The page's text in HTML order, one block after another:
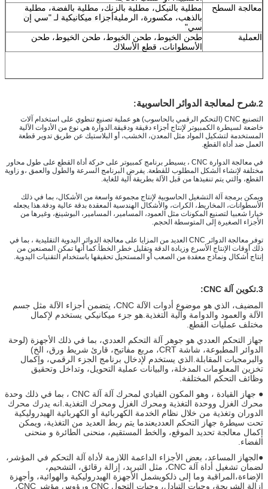
معالجة السطح
مطلية بالنيكل، مطلية بالزنك، مطلية بالفضة، مطلية
بالذهب، مكسورة، الرمليةأجزاء ميكانيكية لـ "سي إن
سي"
العملية
طحن الخيوط، طحن الخيوط، طحن الخيوط، طحن
الأسطوانات، قطع الأسلاك
2. شرح لمعالجة الدوائر الحاسوبية:
العمل ضد أداة القطع.
القطع، والتي يتم تنفيذها من قبل الآلة بطريقة آلية للغاية.
الأجزاء الصغيرة إلى المتوسطة الحجم.
إنتاج أشكال ونماذج معقدة من الصعب أو المستحيل تحقيقها باستخدام التقنيات اليدوية.
3.تكوين آلة CNC:
المضيف، الذي هو موضوع أدوات الآلة CNC، يتضمن أجزاء الآلة مثل جسم
الآلة والعمود والدوامة وآلية التغذية.هو جزء ميكانيكي يستخدم لإكمال
مختلف عمليات القطع.
جهاز التحكم العددي هو جوهر آلة التحكم العددي، بما في ذلك الأجهزة (لوحة
الدوائر المطبوعة، شاشة CRT، مربع مفاتيح، قارئ شريط ورق، الخ)
والبرمجيات المقابلة.الذي يستخدم لإدخال برنامج الجزء الرقمي، وإكمال
تخزين المعلومات المدخلة، والبيانات عملية التحويل، وتداخل وتحقيق
وظائف التحكم المختلفة.
● جهاز القيادة ، وهو المكون القيادي لمحرك آلة آلة CNC ، بما في ذلك وحدة
محرك الغزل ووحدة التغذية ومحرك الغزل ومحرك التغذية.انه يدرك محرك
الدوران وتغذية من خلال نظام الخدمة الكهربائية أو الكهربائية الهيدروليكية
تحت سيطرة جهاز التحكم العدديعندما يتم ربط العديد من التغذية، ويمكن
إكمال معالجة تحديد الموقع، والخط المستقيم، منحنى الطائرة و منحنى
الفضاء.
●الجهاز المساعد، بعض الأجزاء الداعمة اللازمة لأداة آلة التحكم في المؤشر،
لضمان تشغيل أداة آلة CNC، مثل التبريد، إزالة رقائق، التشحيم،
الإضاءة،المراقبة وما إلى ذلكويشمل الأجهزة الهيدروليكية والهوائية، وأجهزة
إزالة الشريحة، وجبات التبادل، وجبات التحول CNC ورؤوس مؤشر CNC،